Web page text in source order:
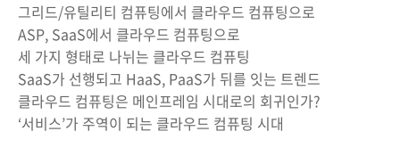
그리드/유틸리티 컴퓨팅에서 클라우드 컴퓨팅으로
ASP, SaaS에서 클라우드 컴퓨팅으로
세 가지 형태로 나뉘는 클라우드 컴퓨팅
SaaS가 선행되고 HaaS, PaaS가 뒤를 잇는 트렌드
클라우드 컴퓨팅은 메인프레임 시대로의 회귀인가?
‘서비스’가 주역이 되는 클라우드 컴퓨팅 시대